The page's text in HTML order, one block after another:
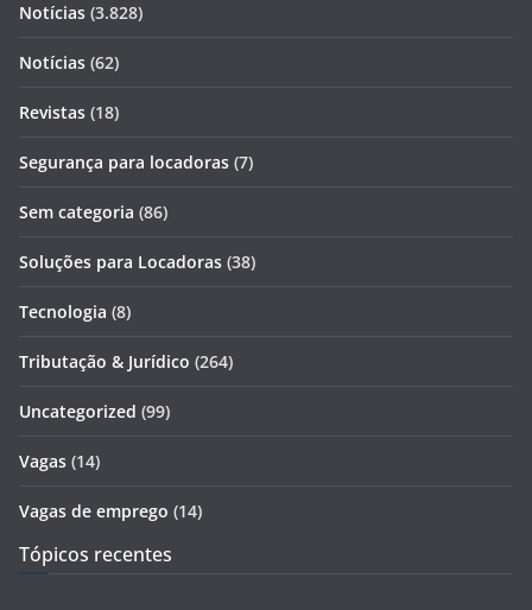
Notícias (3.828)
Notícias (62)
Revistas (18)
Segurança para locadoras (7)
Sem categoria (86)
Soluções para Locadoras (38)
Tecnologia (8)
Tributação & Jurídico (264)
Uncategorized (99)
Vagas (14)
Vagas de emprego (14)
Tópicos recentes